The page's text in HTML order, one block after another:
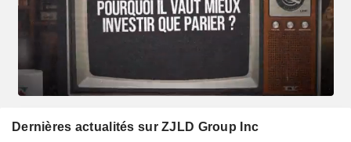
Dernières actualités sur ZJLD Group Inc